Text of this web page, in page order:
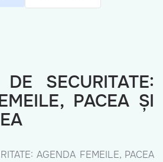
SECURITATE:
PACEA ȘI
AGENDA FEMEILE, PACEA